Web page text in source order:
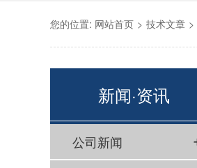
您的位置: 网站首页 > 技术文章 >
新闻·资讯
公司新闻